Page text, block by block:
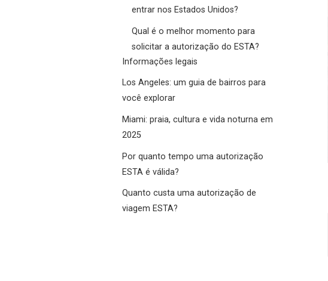
entrar nos Estados Unidos?
Qual é o melhor momento para
solicitar a autorização do ESTA?
Informações legais
Los Angeles: um guia de bairros para
você explorar
Miami: praia, cultura e vida noturna em
2025
Por quanto tempo uma autorização
ESTA é válida?
Quanto custa uma autorização de
viagem ESTA?